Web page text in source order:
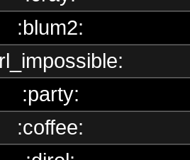
:blum2:
:party:
:coffee: